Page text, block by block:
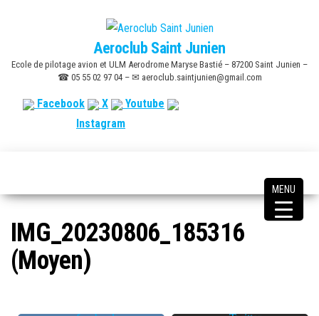
content
Aeroclub Saint Junien
Ecole de pilotage avion et ULM Aerodrome Maryse Bastié – 87200 Saint Junien –
☎ 05 55 02 97 04 – ✉ aeroclub.saintjunien@gmail.com
Facebook X
Youtube
Instagram
IMG_20230806_185316
(Moyen)
MENU